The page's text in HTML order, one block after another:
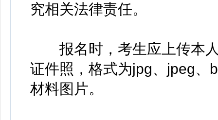
究相关法律责任。
报名时，考生应上传本人
证件照，格式为jpg、jpeg、
材料图片。